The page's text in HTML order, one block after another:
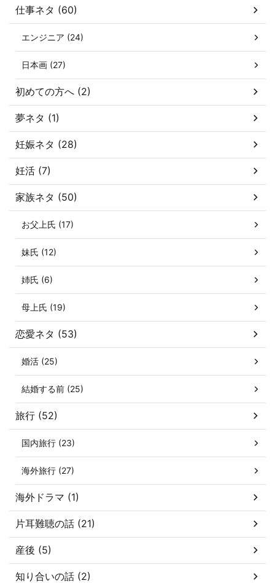
仕事ネタ (60)
エンジニア (24)
日本画 (27)
初めての方へ (2)
夢ネタ (1)
妊娠ネタ (28)
妊活 (7)
家族ネタ (50)
お父上氏 (17)
妹氏 (12)
姉氏 (6)
母上氏 (19)
恋愛ネタ (53)
婚活 (25)
結婚する前 (25)
旅行 (52)
国内旅行 (23)
海外旅行 (27)
海外ドラマ (1)
片耳難聴の話 (21)
産後 (5)
知り合いの話 (2)